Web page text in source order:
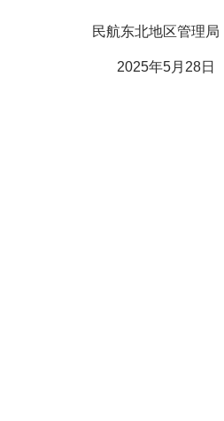
民航东北地区管理局
2025年5月 28日